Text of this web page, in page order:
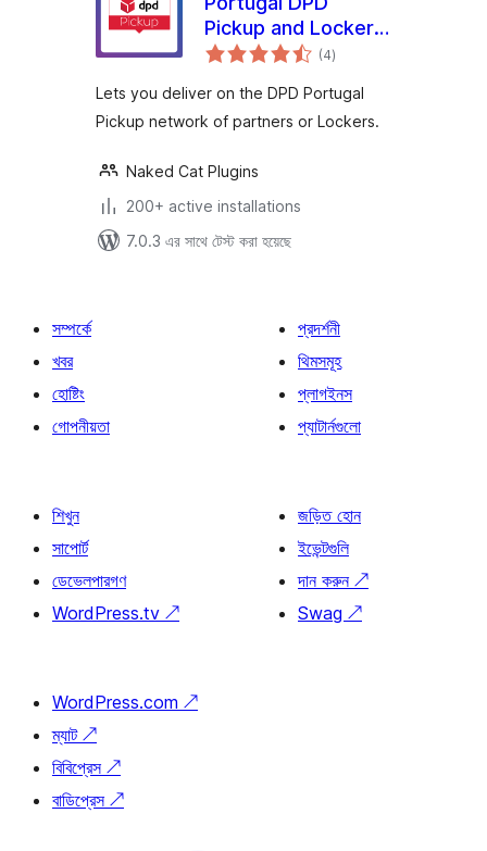
Pickup and Lockers
network for (4total
ratings
)
Lets you deliver on the DPD Portugal
Pickup network of partners or Lockers.
Naked Cat Plugins
200+ active installations
7.0.3 এর সাথে টেস্ট করা হয়েছে
সম্পর্কে
খবর
হোষ্টিং
গোপনীয়তা
প্রদর্শনী
থিমসমূহ
প্লাগইনস
প্যাটার্নগুলো
শিখুন
সাপোর্ট
ডেভেলপারগণ
WordPress.tv ↗
জড়িত হোন
ইভেন্টগুলি
দান করুন ↗
Swag ↗
WordPress.com ↗
ম্যাট ↗
বিবিপ্রেস ↗
বাডিপ্রেস ↗